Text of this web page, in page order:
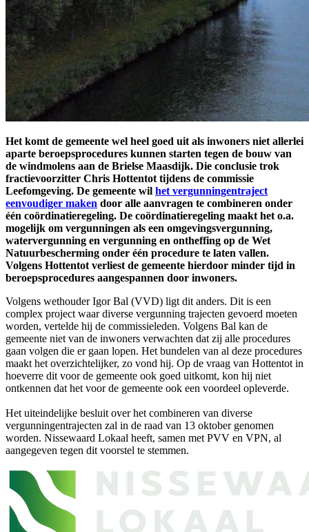
Het komt de gemeente wel heel goed uit als inwoners niet allerlei
aparte beroepsprocedures kunnen starten tegen de bouw van
de windmolens aan de Brielse Maasdijk. Die conclusie trok
fractievoorzitter Chris Hottentot tijdens de commissie
Leefomgeving. De gemeente wil het vergunningentraject
eenvoudiger maken door alle aanvragen te combineren onder
één coördinatieregeling. De coördinatieregeling maakt het o.a.
mogelijk om vergunningen als een omgevingsvergunning,
watervergunning en vergunning en ontheffing op de Wet
Natuurbescherming onder één procedure te laten vallen.
Volgens Hottentot verliest de gemeente hierdoor minder tijd in
beroepsprocedures aangespannen door inwoners.
Volgens wethouder Igor Bal (VVD) ligt dit anders. Dit is een
complex project waar diverse vergunning trajecten gevoerd moeten
worden, vertelde hij de commissieleden. Volgens Bal kan de
gemeente niet van de inwoners verwachten dat zij alle procedures
gaan volgen die er gaan lopen. Het bundelen van al deze procedures
maakt het overzichtelijker, zo vond hij. Op de vraag van Hottentot in
hoeverre dit voor de gemeente ook goed uitkomt, kon hij niet
ontkennen dat het voor de gemeente ook een voordeel opleverde.
Het uiteindelijke besluit over het combineren van diverse
vergunningentrajecten zal in de raad van 13 oktober genomen
worden. Nissewaard Lokaal heeft, samen met PVV en VPN, al
aangegeven tegen dit voorstel te stemmen.